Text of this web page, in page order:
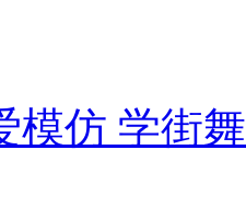
模仿 学街